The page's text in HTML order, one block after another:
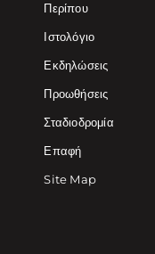
Περίπου
Ιστολόγιο
Εκδηλώσεις
Προωθήσεις
Σταδιοδρομία
Επαφή
Site Map